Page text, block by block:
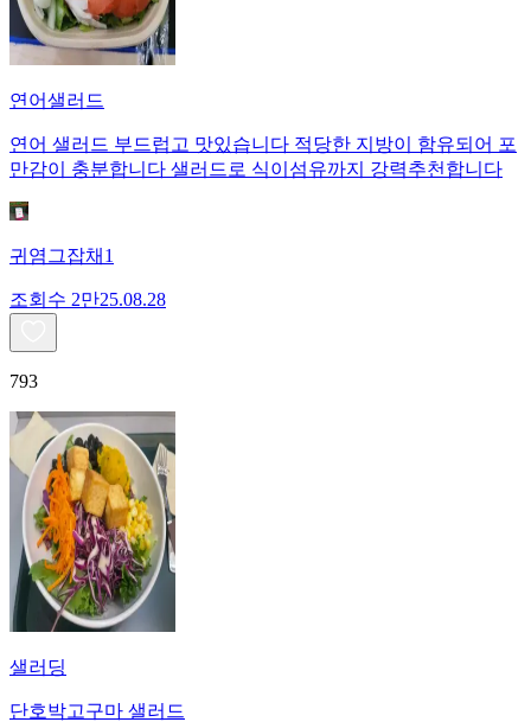
연어샐러드
연어 샐러드 부드럽고 맛있습니다 적당한 지방이 함유되어 포
만감이 충분합니다 샐러드로 식이섬유까지 강력추천합니다
귀염그잡채1
조회수 2만25.08.28
793
샐러딩
단호박고구마 샐러드